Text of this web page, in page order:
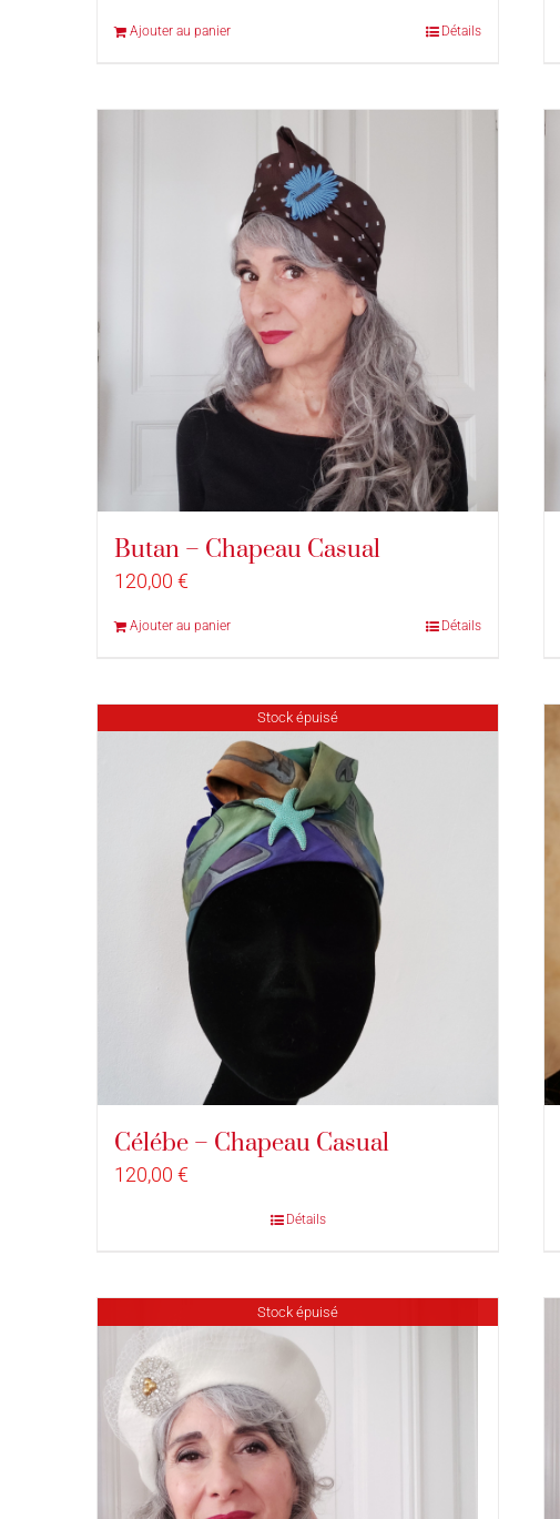
Ajouter au panier Détails
Butan – Chapeau Casual
120,00 €
Ajouter au panier Détails
Stock épuisé
Célébe – Chapeau Casual
120,00 €
Détails
Stock épuisé